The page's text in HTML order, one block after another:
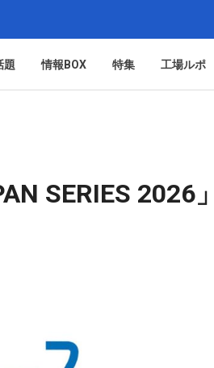
題 情報BOX 特集 工場ルポ
SERIES 2026」